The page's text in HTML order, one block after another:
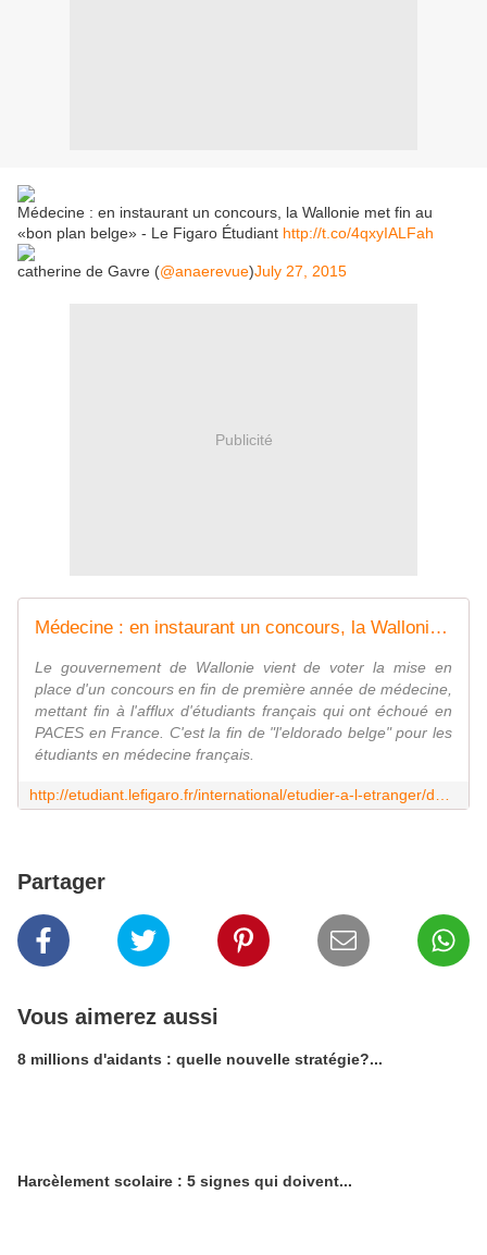
Médecine : en instaurant un concours, la Wallonie met fin au
«bon plan belge» - Le Figaro Étudiant http://t.co/4qxyIALFah
catherine de Gavre (@anaerevue)July 27, 2015
Publicité
Médecine : en instaurant un concours, la Wallonie met fin au "bon plan belge"
Le gouvernement de Wallonie vient de voter la mise en
place d'un concours en fin de première année de médecine,
mettant fin à l'afflux d'étudiants français qui ont échoué en
PACES en France. C'est la fin de "l'eldorado belge" pour les
étudiants en médecine français.
Partager
Vous aimerez aussi
8 millions d'aidants : quelle nouvelle stratégie?...
Harcèlement scolaire : 5 signes qui doivent...